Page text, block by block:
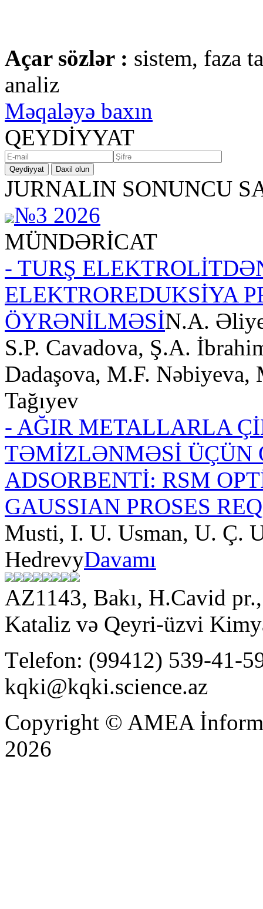
Açar sözlər : sistem, faza
analiz
Məqaləyə baxın
QEYDİYYAT
Qeydiyyat Daxil olun
JURNALIN SONUNCU
№3 2026
MÜNDƏRİCAT
- TURŞ
ELEKTROREDUKSİYA
ÖYRƏNİLMƏSİN.A.
S.P. Cavadova, Ş.A.
Dadaşova, M.F.
Tağıyev
- AĞIR METALLARLA
TƏMİZLƏNMƏSİ ÜÇÜN
ADSORBENTİ: RSM
GAUSSIAN PROSES
Musti, I. U. Usman, U. Ç.
HedrevyDavamı
AZ1143, Bakı, H.Cavid
Kataliz və Qeyri-üzvi
Тelefon: (99412) 539-41-
kqki@kqki.science.az
Copyright © AMEA
2026